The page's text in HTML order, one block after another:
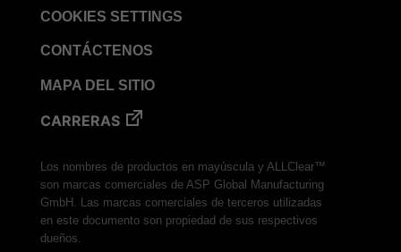
COOKIES SETTINGS
CONTÁCTENOS
MAPA DEL SITIO
CARRERAS
Los nombres de productos en mayúscula y ALLClear™
son marcas comerciales de ASP Global Manufacturing
GmbH. Las marcas comerciales de terceros utilizadas
en este documento son propiedad de sus respectivos
dueños.